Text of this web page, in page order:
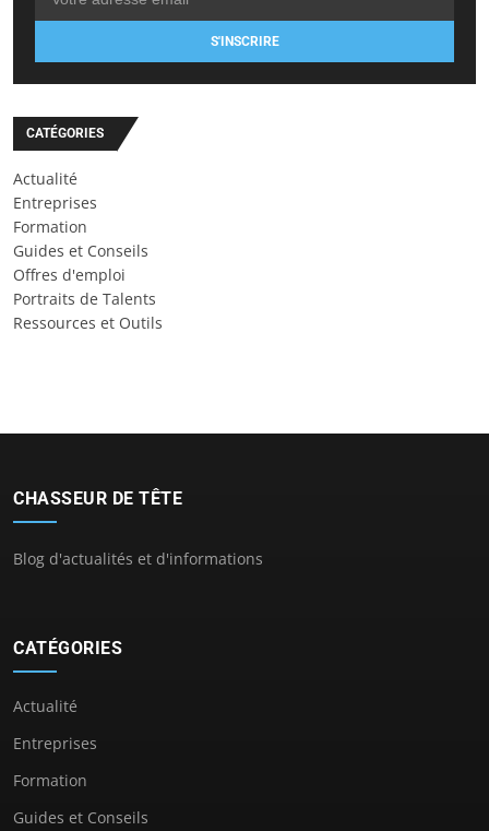
S'INSCRIRE
CATÉGORIES
Actualité
Entreprises
Formation
Guides et Conseils
Offres d'emploi
Portraits de Talents
Ressources et Outils
CHASSEUR DE TÊTE
Blog d'actualités et d'informations
CATÉGORIES
Actualité
Entreprises
Formation
Guides et Conseils